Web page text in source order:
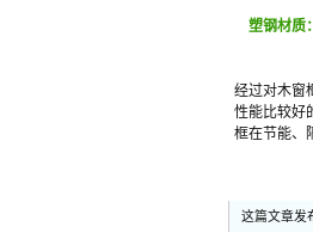
塑钢材质：
经过对木窗
性能比较好
框在节能、
这篇文章发